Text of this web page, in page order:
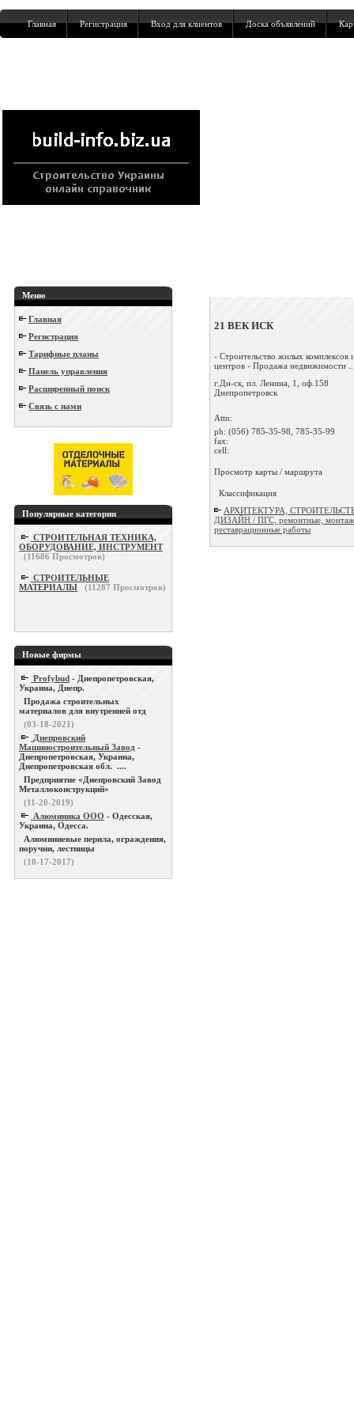
Главная Регистрация Вход для клиентов Доска объявлений
Меню
Главная
Регистрация
Тарифные планы
Панель управления
Расширенный поиск
Связь с нами
Популярные категории
СТРОИТЕЛЬНАЯ ТЕХНИКА,
ОБОРУДОВАНИЕ, ИНСТРУМЕНТ
(11686 Просмотров)
СТРОИТЕЛЬНЫЕ
МАТЕРИАЛЫ
(11287 Просмотров)
Новые фирмы
Profybud - Днепропетровская,
Украина, Днепр.
Продажа строительных
материалов для внутренней отд
(03-18-2021)
Днепровский
Машиностроительный Завод -
Днепропетровская, Украина,
Днепропетровская обл. ....
Предприятие «Днепровский Завод
Металлоконструкций»
(11-20-2019)
Алюминика ООО - Одесская,
Украина, Одесса.
Алюминиевые перила, ограждения,
поручни, лестницы
(10-17-2017)
21 ВЕК ИСК
- Строительство жилых комплексов
центров - Продажа недвижимости
г.Дн-ск, пл. Ленина, 1, оф.158
Днепропетровск
Attn:
ph: (056) 785-35-98, 785-35-99
fax:
cell:
Просмотр карты / маршрута
Классификация
АРХИТЕКТУРА,
ДИЗАЙН / ПГС, ремонтные,
реставрационные работы